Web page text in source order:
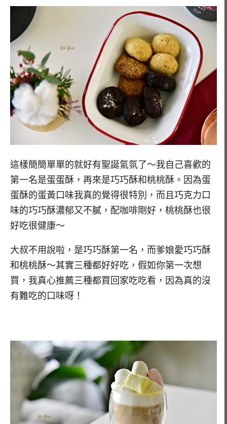
這樣簡簡單單的就好有聖誕氣氛了～我自己喜歡的
第一名是蛋蛋酥，再來是巧巧酥和桃桃酥。因為蛋
蛋酥的蛋黃口味我真的覺得很特別，而且巧克力口
味的巧巧酥濃郁又不膩，配咖啡剛好，桃桃酥也很
好吃很健康～
大叔不用說啦，是巧巧酥第一名，而爹娘愛巧巧酥
和桃桃酥～其實三種都好好吃，假如你第一次想
買，我真心推薦三種都買回家吃吃看，因為真的沒
有難吃的口味呀！